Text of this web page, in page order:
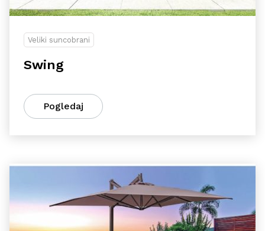
Veliki suncobrani
Swing
Pogledaj